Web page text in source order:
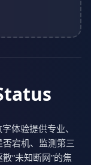
体验提供专业、
宕机、监测第三
“未知断网”的焦